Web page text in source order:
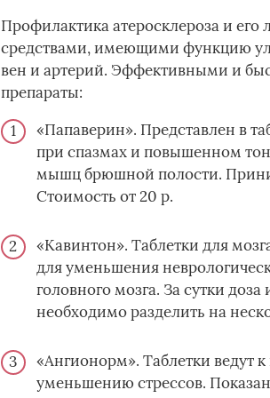
Профилактика атеросклероза и
средствами, имеющими функцию
вен и артерий. Эффективными и
препараты:
«Папаверин». Представлен в
при спазмах и повышенном
мышц брюшной полости.
Стоимость от 20 р.
«Кавинтон». Таблетки для
для уменьшения
головного мозга. За сутки
необходимо разделить на
«Ангионорм». Таблетки ведут
уменьшению стрессов.